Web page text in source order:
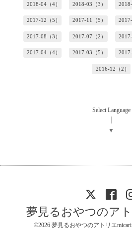
2018-04（4） 2018-03（3）
2017-12（5） 2017-11（5）
2017-08（3） 2017-07（2）
2017-04（4） 2017-03（5）
2016-12（2）
Select Language
▼
夢見るおやつのア
©2026 夢見るおやつのアトリエ